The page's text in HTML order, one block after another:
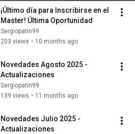
¡Último día para Inscribirse en el
Master! Última Oportunidad
Sergiopatin99
203 views • 10 months ago
Novedades Agosto 2025 -
Actualizaciones
Sergiopatin99
139 views • 11 months ago
Novedades Julio 2025 -
Actualizaciones